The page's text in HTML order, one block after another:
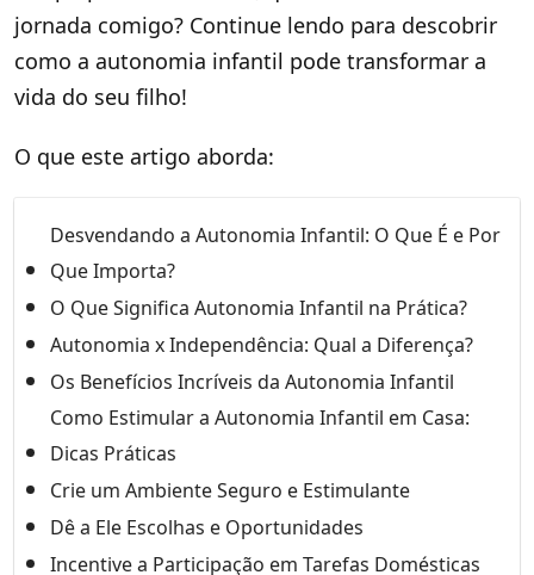
jornada comigo? Continue lendo para descobrir
como a autonomia infantil pode transformar a
vida do seu filho!
O que este artigo aborda:
Desvendando a Autonomia Infantil: O Que É e Por
Que Importa?
O Que Significa Autonomia Infantil na Prática?
Autonomia x Independência: Qual a Diferença?
Os Benefícios Incríveis da Autonomia Infantil
Como Estimular a Autonomia Infantil em Casa:
Dicas Práticas
Crie um Ambiente Seguro e Estimulante
Dê a Ele Escolhas e Oportunidades
Incentive a Participação em Tarefas Domésticas